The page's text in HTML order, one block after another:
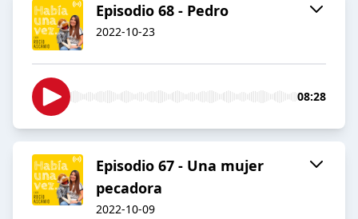
Episodio 68 - Pedro
2022-10-23
08:28
Episodio 67 - Una mujer
pecadora
2022-10-09